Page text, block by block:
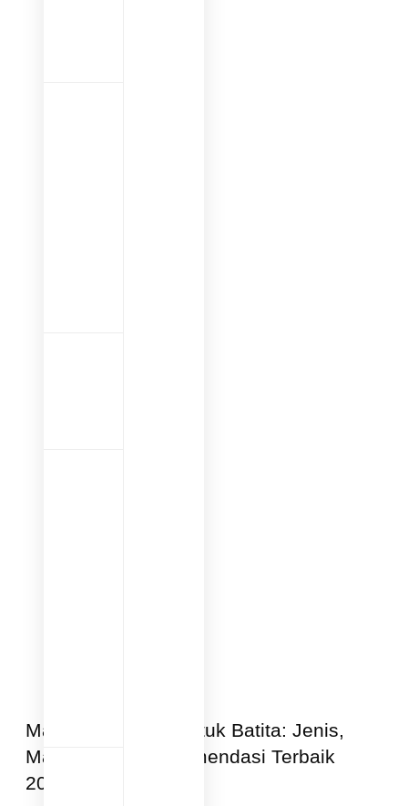
Mainan Sensorik untuk Batita: Jenis,
Manfaat, dan Rekomendasi Terbaik
2026